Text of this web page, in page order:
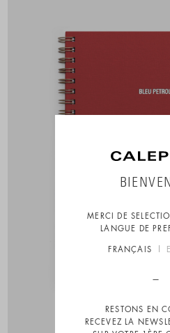
MERCI DE
LANGUE DE
FRANÇAIS
RESTONS EN
RECEVEZ LA